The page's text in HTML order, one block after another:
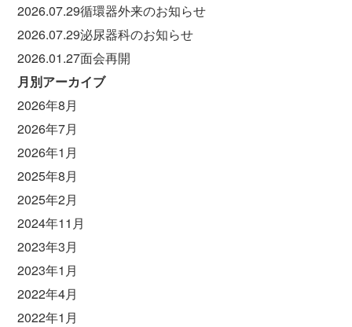
2026.07.29循環器外来のお知らせ
2026.07.29泌尿器科のお知らせ
2026.01.27面会再開
月別アーカイブ
2026年8月
2026年7月
2026年1月
2025年8月
2025年2月
2024年11月
2023年3月
2023年1月
2022年4月
2022年1月